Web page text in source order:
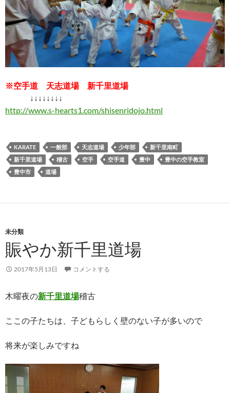
※空手道 天志道場 新千里道場
↓↓↓↓↓↓↓↓
http://www.s-hearts1.com/shisenridojo.html
KARATE 一般部 天志道場 少年部
新千里南町
新千里道場
稽古 空手 空手道 豊中
豊中の空手教室
豊中市
道場
未分類
賑やか新千里道場
2017年5月13日 コメントする
木曜夜の新千里道場稽古
ここの子たちは、子どもらしく壁のない子が多いので
将来が楽しみですね